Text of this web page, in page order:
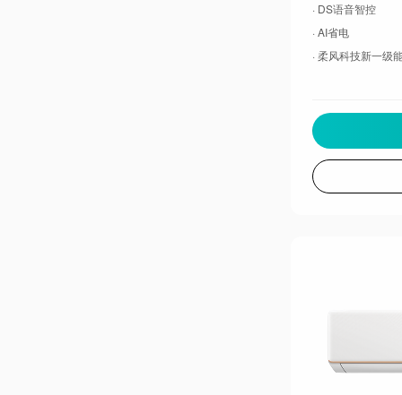
· DS语音智控
· AI省电
· 柔风科技新一级